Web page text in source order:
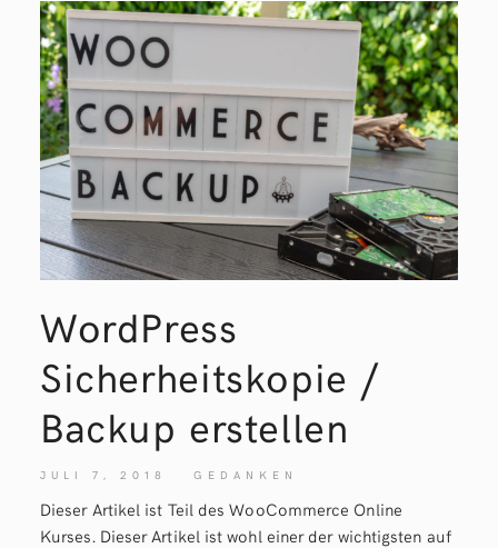
WordPress
Sicherheitskopie /
Backup erstellen
JULI 7, 2018 GEDANKEN
Dieser Artikel ist Teil des WooCommerce Online
Kurses. Dieser Artikel ist wohl einer der wichtigsten auf